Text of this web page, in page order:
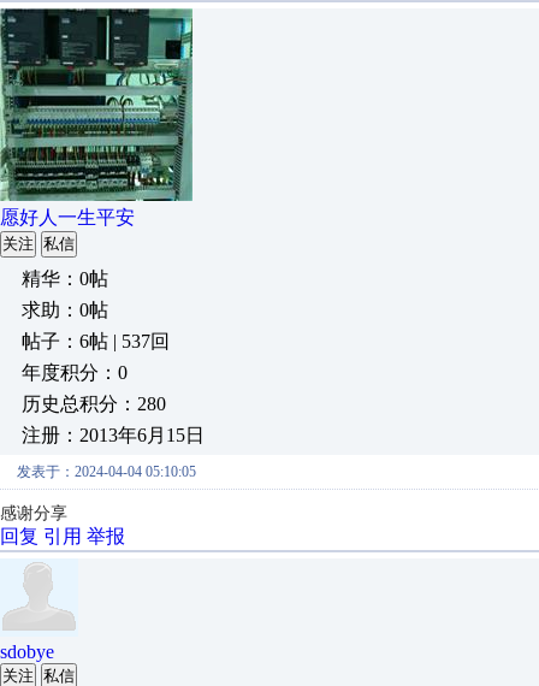
愿好人一生平安
关注 私信
精华：0帖
求助：0帖
帖子：6帖 | 537回
年度积分：0
历史总积分：280
注册：2013年6月15日
发表于：2024-04-04 05:10:05
感谢分享
回复 引用 举报
sdobye
关注 私信